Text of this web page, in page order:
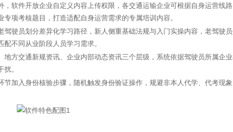
软件开放企业自定义内容上传权限，各交通运输企业可根据自身运营线
项考核题目，打造适配自身运营需求的专属培训内容。
驶员划分差异化学习路径，新人侧重基础法规与入门实操内容，老驾驶
不同从业阶段人员学习需求。
方交通新规资讯、企业内部动态资讯三个层级，系统依据驾驶员所属企
。
加入身份核验步骤，随机触发身份验证操作，规避非本人代学、代考现